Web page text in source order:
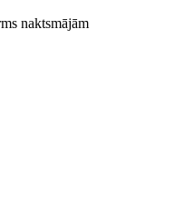
naktsmājām